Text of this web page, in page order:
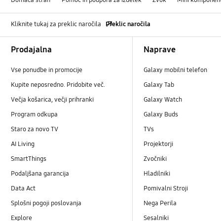
Kliknite tukaj za preklic naročila Preklic naročila
Prodajalna
Vse ponudbe in promocije
Kupite neposredno. Pridobite več.
Večja košarica, večji prihranki
Program odkupa
Staro za novo TV
AI Living
SmartThings
Podaljšana garancija
Data Act
Splošni pogoji poslovanja
Explore
Naprave
Galaxy mobilni telefon
Galaxy Tab
Galaxy Watch
Galaxy Buds
TVs
Projektorji
Zvočniki
Hladilniki
Pomivalni Stroji
Nega Perila
Sesalniki